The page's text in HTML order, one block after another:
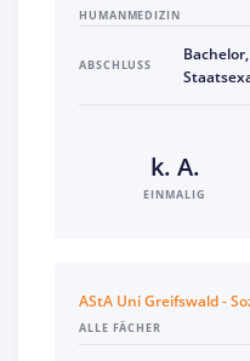
HUMANMEDIZIN
ABSCHLUSS
k. A.
EINMALIG
AStA Uni Greifswald -
ALLE FÄCHER